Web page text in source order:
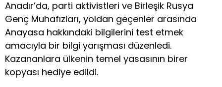
Anadır’da, parti aktivistleri ve Birleşik Rusya
Genç Muhafızları, yoldan geçenler arasında
Anayasa hakkındaki bilgilerini test etmek
amacıyla bir bilgi yarışması düzenledi.
Kazananlara ülkenin temel yasasının birer
kopyası hediye edildi.